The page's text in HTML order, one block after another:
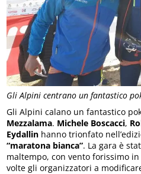
Gli Alpini centrano un fantastico
Gli Alpini calano un fantastico
Mezzalama. Michele Boscacci,
Eydallin hanno trionfato
“maratona bianca”. La gara è
maltempo, con vento forissimo
volte gli organizzatori a